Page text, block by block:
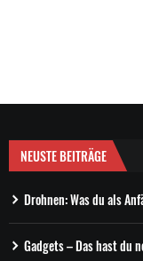
NEUSTE BEITRÄGE
Drohnen: Was du als
Gadgets – Das hast du